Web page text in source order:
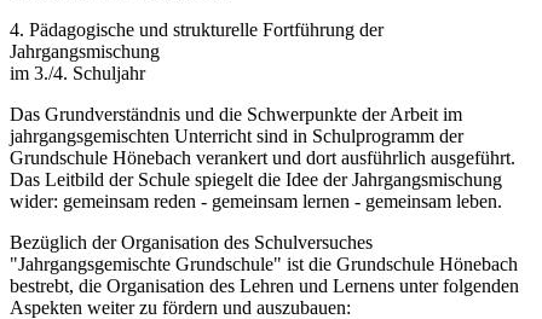
4. Pädagogische und strukturelle Fortführung der
Jahrgangsmischung
im 3./4. Schuljahr
Das Grundverständnis und die Schwerpunkte der Arbeit im
jahrgangsgemischten Unterricht sind in Schulprogramm der
Grundschule Hönebach verankert und dort ausführlich ausgeführt.
Das Leitbild der Schule spiegelt die Idee der Jahrgangsmischung
wider: gemeinsam reden - gemeinsam lernen - gemeinsam leben.
Bezüglich der Organisation des Schulversuches
"Jahrgangsgemischte Grundschule" ist die Grundschule Hönebach
bestrebt, die Organisation des Lehren und Lernens unter folgenden
Aspekten weiter zu fördern und auszubauen: